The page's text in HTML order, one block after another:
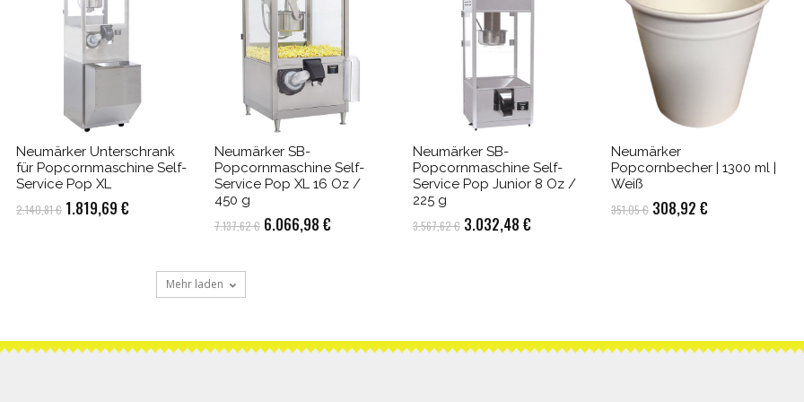
Neumärker Unterschrank
für Popcornmaschine Self-
Service Pop XL
2.140,81€ Ursprünglicher
1.819,69 €Aktueller
1.819,69 €.
Neumärker SB-
Popcornmaschine Self-
Service Pop XL 16 Oz /
450 g
7.137,62€ Ursprünglicher
6.066,98 €Aktueller
Neumärker SB-
Popcornmaschine Self-
Service Pop Junior 8 Oz /
225 g
3.567,62€ Ursprünglicher
3.032,48 €Aktueller
Neumärker
Popcornbecher | 1300 ml |
Weiß
351,05€ Ursprünglicher
308,92 €Aktueller
Mehr laden